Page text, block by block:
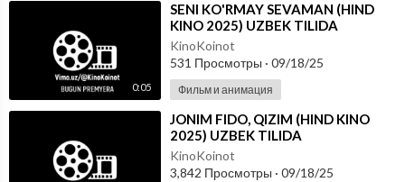
0:05
⁣SENI KO'RMAY SEVAMAN (HIND
KINO 2025) UZBEK TILIDA
KinoKoinot
531 Просмотры · 09/18/25
Фильм и анимация
⁣JONIM FIDO, QIZIM (HIND KINO
2025) UZBEK TILIDA
KinoKoinot
3,842 Просмотры · 09/18/25